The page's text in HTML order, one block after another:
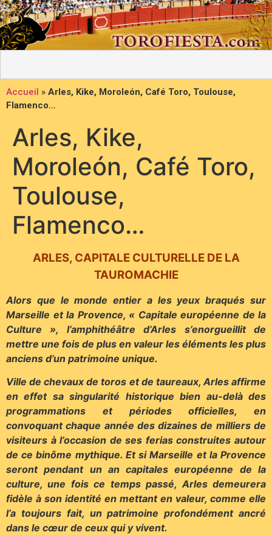
Accueil » Arles, Kike, Moroleón, Café Toro, Toulouse,
Flamenco…
Arles, Kike,
Moroleón, Café Toro,
Toulouse,
Flamenco…
ARLES, CAPITALE CULTURELLE DE LA
TAUROMACHIE
Alors que le monde entier a les yeux braqués sur
Marseille et la Provence, « Capitale européenne de la
Culture », l’amphithéâtre d’Arles s’enorgueillit de
mettre une fois de plus en valeur les éléments les plus
anciens d’un patrimoine unique.
Ville de chevaux de toros et de taureaux, Arles affirme
en effet sa singularité historique bien au-delà des
programmations et périodes officielles, en
convoquant chaque année des dizaines de milliers de
visiteurs à l’occasion de ses ferias construites autour
de ce binôme mythique. Et si Marseille et la Provence
seront pendant un an capitales européenne de la
culture, une fois ce temps passé, Arles demeurera
fidèle à son identité en mettant en valeur, comme elle
l’a toujours fait, un patrimoine profondément ancré
dans le cœur de ceux qui y vivent.